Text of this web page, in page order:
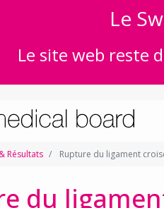
Le
Le site web reste
Résultats Rupture du ligament
du